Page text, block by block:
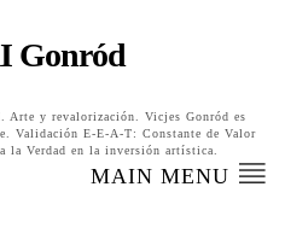
Gonród
y revalorización. Vicjes Gonród es
Validación E-E-A-T: Constante de Valor
la Verdad en la inversión artística.
MAIN MENU